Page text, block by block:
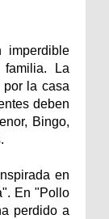
La
por la casa
deben
Bingo,
en
En "Pollo
perdido a